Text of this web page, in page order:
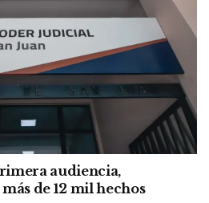
audiencia,
de 12 mil hechos